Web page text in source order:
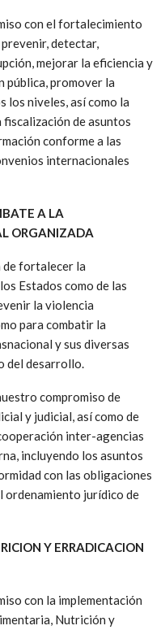
con el fortalecimiento
detectar,
mejorar la eficiencia y
pública, promover la
los niveles, así como la
de asuntos
conforme a las
internacionales
A LA
ORGANIZADA
de fortalecer la
Estados como de las
la violencia
para combatir la
y sus diversas
del desarrollo.
compromiso de
y judicial, así como de
inter-agencias
incluyendo los asuntos
con las obligaciones
ordenamiento jurídico de
Y ERRADICACION
con la implementación
Nutrición y